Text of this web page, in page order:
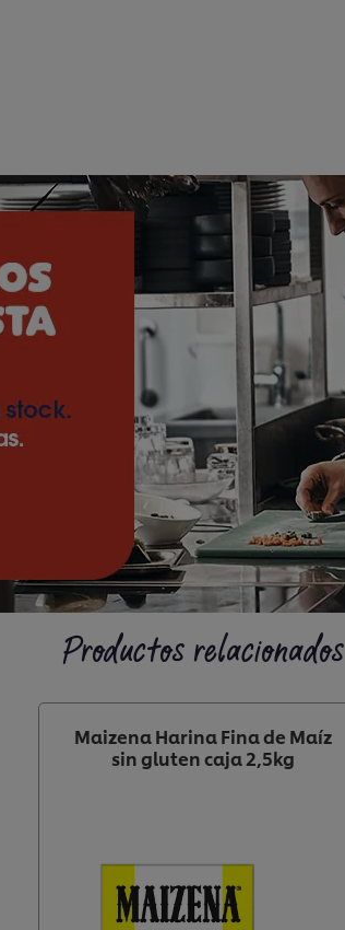
Productos relacionados
Maizena Harina Fina de Maíz
sin gluten caja 2,5kg